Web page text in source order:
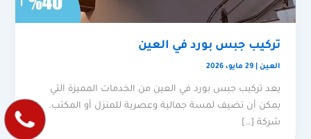
تركيب جبس بورد في العين
العين |29 مايو، 2026
يعد تركيب جبس بورد في العين من الخدمات المميزة التي
يمكن أن تضيف لمسة جمالية وعصرية للمنزل أو المكتب.
شركة […]